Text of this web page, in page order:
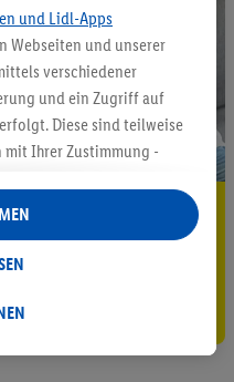
sparen³²ᵃ
und Lidl-Apps
Webseiten und unserer
verschiedener
und ein Zugriff auf
Diese sind teilweise
Ihrer Zustimmung -
mit dem IAB TCF
Werbung
Werbung werden